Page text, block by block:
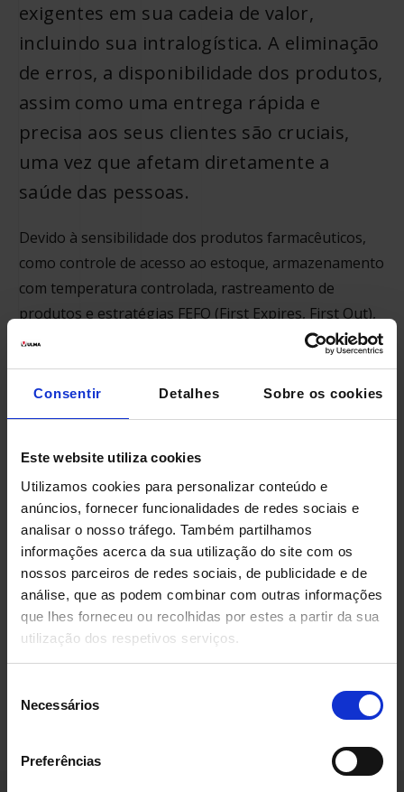
Consentir Detalhes Sobre os cookies
Este website utiliza cookies
Utilizamos cookies para personalizar conteúdo e
anúncios, fornecer funcionalidades de redes sociais e
analisar o nosso tráfego. Também partilhamos
informações acerca da sua utilização do site com os
nossos parceiros de redes sociais, de publicidade e de
análise, que as podem combinar com outras informações
que lhes forneceu ou recolhidas por estes a partir da sua
utilização dos respetivos serviços.
Necessários
Preferências
exigentes em sua cadeia de valor,
incluindo sua intralogística. A eliminação
de erros, a disponibilidade dos produtos,
assim como uma entrega rápida e
precisa aos seus clientes são cruciais,
uma vez que afetam diretamente a
saúde das pessoas.
Devido à sensibilidade dos produtos farmacêuticos,
como controle de acesso ao estoque, armazenamento
com temperatura controlada, rastreamento de
produtos e estratégias FEFO (First Expires, First Out),
otimizar os processos em toda a cadeia de valor é
fundamental.
u·mind, a suíte logística da ULMA permite controlar
e ter visibilidade e informação em tempo real.
Graças à ULMA Handling Systems, o setor
farmacêutico passou a contar com uma solução
automatizada de armazenamentoaliada à
tecnologia esoftwareadequados às suas
necessidades específicas, otimizando os fluxos
intralogísticos. A automação e padronização dos
processos garantem assim maior segurança em todas